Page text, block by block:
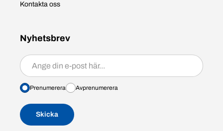
Kontakta oss
Nyhetsbrev
Prenumerera/avprenumerera
Prenumerera Avprenumerera
Skicka